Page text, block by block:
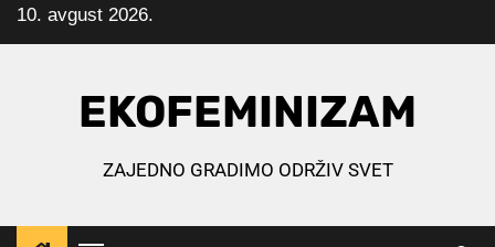
Skip
to
10. avgust 2026.
EKOFEMINIZAM
ZAJEDNO GRADIMO ODRŽIV SVET